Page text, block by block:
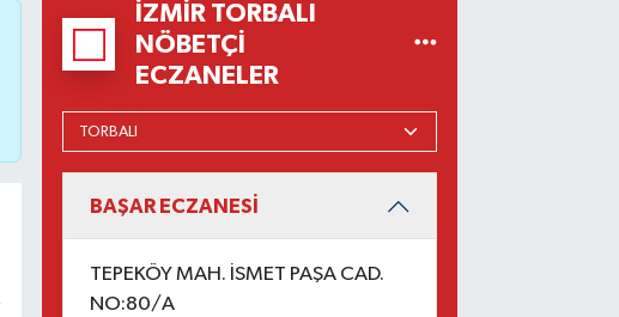
İZMIR TORBALI
NÖBETÇI
ECZANELER
BAŞAR ECZANESİ
TEPEKÖY MAH. İSMET PAŞA CAD.
NO:80/A